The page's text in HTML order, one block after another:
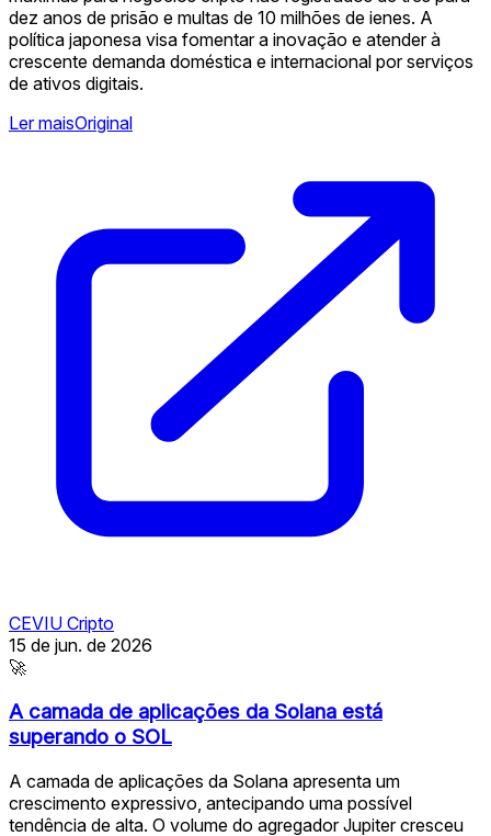
dez anos de prisão e multas de 10 milhões de ienes. A
política japonesa visa fomentar a inovação e atender à
crescente demanda doméstica e internacional por serviços
de ativos digitais.
Ler maisOriginal
CEVIU Cripto
15 de jun. de 2026
🚀
A camada de aplicações da Solana está
superando o SOL
A camada de aplicações da Solana apresenta um
crescimento expressivo, antecipando uma possível
tendência de alta. O volume do agregador Jupiter cresceu